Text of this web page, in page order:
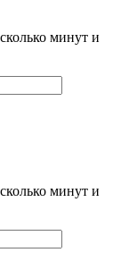
минут и
минут и